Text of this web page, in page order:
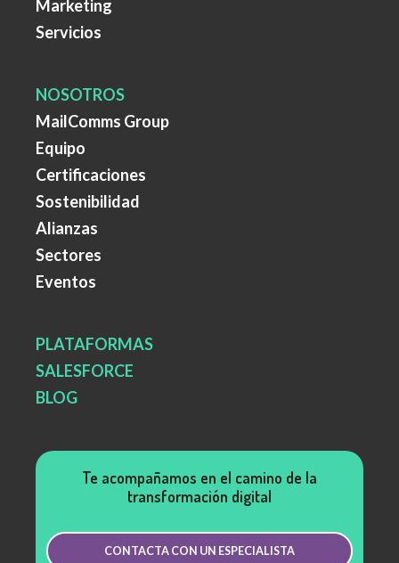
Marketing
Servicios
NOSOTROS
MailComms Group
Equipo
Certificaciones
Sostenibilidad
Alianzas
Sectores
Eventos
PLATAFORMAS
SALESFORCE
BLOG
Te acompañamos en el camino de la
transformación digital
CONTACTA CON UN ESPECIALISTA